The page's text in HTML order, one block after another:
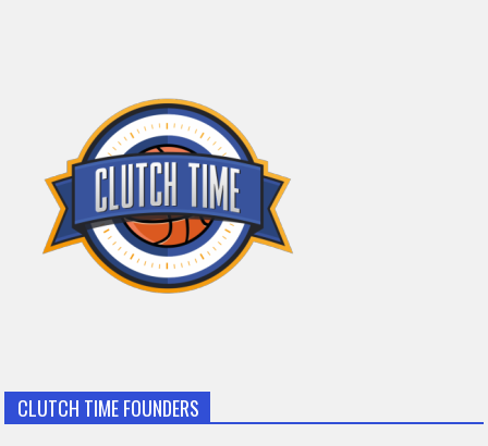
CLUTCH TIME FOUNDERS